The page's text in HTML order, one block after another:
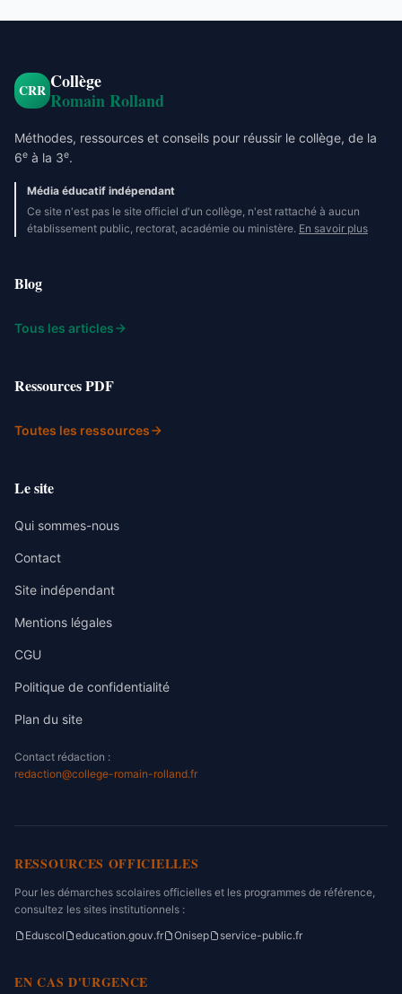
CRR Collège
Romain Rolland
Méthodes, ressources et conseils pour réussir le collège, de la
6e à la 3e.
Média éducatif indépendant
Ce site n'est pas le site officiel d'un collège, n'est rattaché à aucun
établissement public, rectorat, académie ou ministère. En savoir plus
Blog
Tous les articles
Ressources PDF
Toutes les ressources
Le site
Qui sommes-nous
Contact
Site indépendant
Mentions légales
CGU
Politique de confidentialité
Plan du site
Contact rédaction :
redaction@college-romain-rolland.fr
RESSOURCES OFFICIELLES
Pour les démarches scolaires officielles et les programmes de référence,
consultez les sites institutionnels :
Eduscol
education.gouv.fr Onisep service-public.fr
EN CAS D'URGENCE